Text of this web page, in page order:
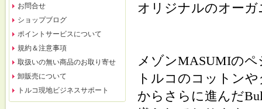
お問合せ
ショップブログ
ポイントサービスについて
規約＆注意事項
取扱いの無い商品のお取り寄せ
卸販売について
トルコ現地ビジネスサポート
オリジナルのオー
メゾンMASUMIの
トルコのコットン
からさらに進んだ